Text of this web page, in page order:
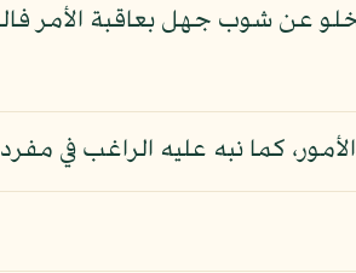
عن شوب جهل بعاقبة الأمر
كما نبه عليه الراغب في